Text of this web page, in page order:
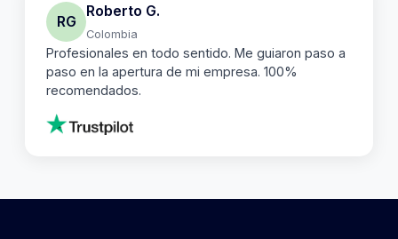
RG
Roberto G.
Colombia
Profesionales en todo sentido. Me guiaron paso a
paso en la apertura de mi empresa. 100%
recomendados.